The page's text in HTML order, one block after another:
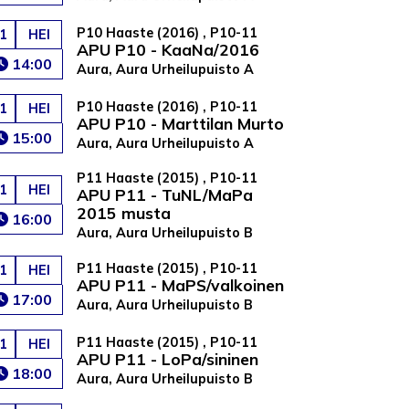
HEI
14:00
P10 Haaste (2016) , P10-11
APU P10 - KaaNa/2016
Aura, Aura Urheilupuisto A
HEI
15:00
P10 Haaste (2016) , P10-11
APU P10 - Marttilan Murto
Aura, Aura Urheilupuisto A
HEI
16:00
P11 Haaste (2015) , P10-11
APU P11 - TuNL/MaPa
2015 musta
Aura, Aura Urheilupuisto B
HEI
17:00
P11 Haaste (2015) , P10-11
APU P11 - MaPS/valkoinen
Aura, Aura Urheilupuisto B
HEI
18:00
P11 Haaste (2015) , P10-11
APU P11 - LoPa/sininen
Aura, Aura Urheilupuisto B